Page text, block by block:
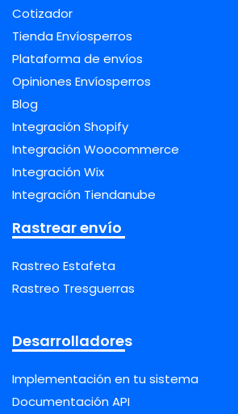
Cotizador
Tienda Envíosperros
Plataforma de envíos
Opiniones Envíosperros
Blog
Integración Shopify
Integración Woocommerce
Integración Wix
Integración Tiendanube
Rastrear envío
Rastreo Estafeta
Rastreo Tresguerras
Desarrolladores
Implementación en tu sistema
Documentación API